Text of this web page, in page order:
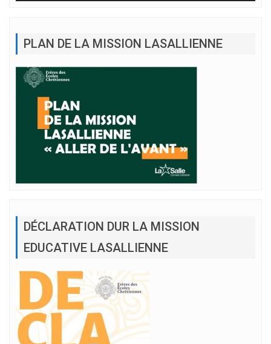
PLAN DE LA MISSION LASALLIENNE
DÉCLARATION DUR LA MISSION
EDUCATIVE LASALLIENNE